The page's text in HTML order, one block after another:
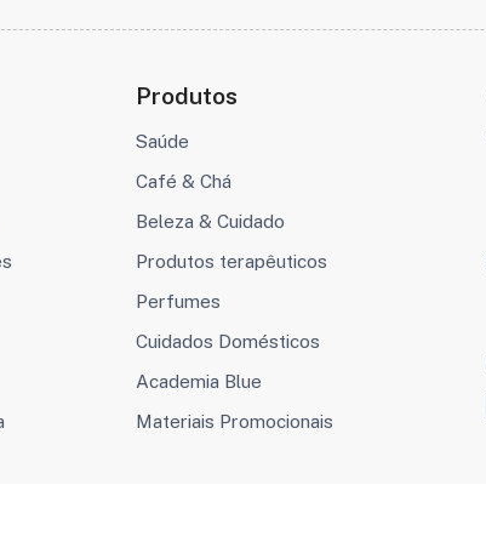
Produtos
Saúde
Café & Chá
Beleza & Cuidado
Produtos terapêuticos
Perfumes
Cuidados Domésticos
Academia Blue
Materiais Promocionais